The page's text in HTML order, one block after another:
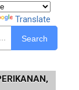
Translate
Search